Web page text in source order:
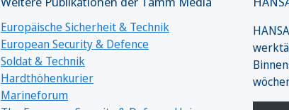
Europäische Sicherheit & Technik
European Security & Defence
Soldat & Technik
Hardthöhenkurier
Marineforum